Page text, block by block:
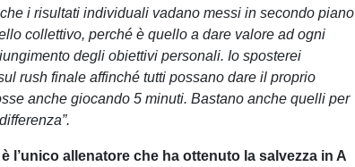
i risultati individuali vadano messi in secondo piano
collettivo, perché è quello a dare valore ad ogni
degli obiettivi personali. Io sposterei
rush finale affinché tutti possano dare il proprio
anche giocando 5 minuti. Bastano anche quelli per
l’unico allenatore che ha ottenuto la salvezza in A